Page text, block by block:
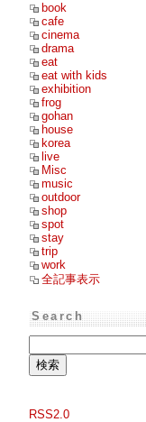
book
cafe
cinema
drama
eat
eat with kids
exhibition
frog
gohan
house
korea
live
Misc
music
outdoor
shop
spot
stay
trip
work
全記事表示
Search
RSS2.0